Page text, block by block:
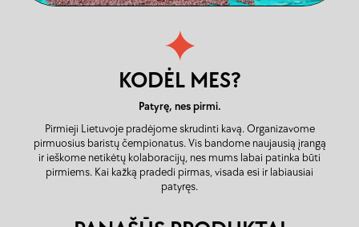
KODĖL MES?
Patyrę, nes pirmi.
Pirmieji Lietuvoje pradėjome skrudinti kavą. Organizavome
pirmuosius baristų čempionatus. Vis bandome naujausią įrangą
ir ieškome netikėtų kolaboracijų, nes mums labai patinka būti
pirmiems. Kai kažką pradedi pirmas, visada esi ir labiausiai
patyręs.